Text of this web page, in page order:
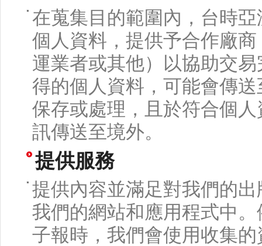
在蒐集目的範圍內，台時
個人資料，提供予合作廠
運業者或其他）以協助交
得的個人資料，可能會傳
保存或處理，且於符合個
訊傳送至境外。
提供服務
提供內容並滿足對我們的
我們的網站和應用程式中
子報時，我們會使用收集